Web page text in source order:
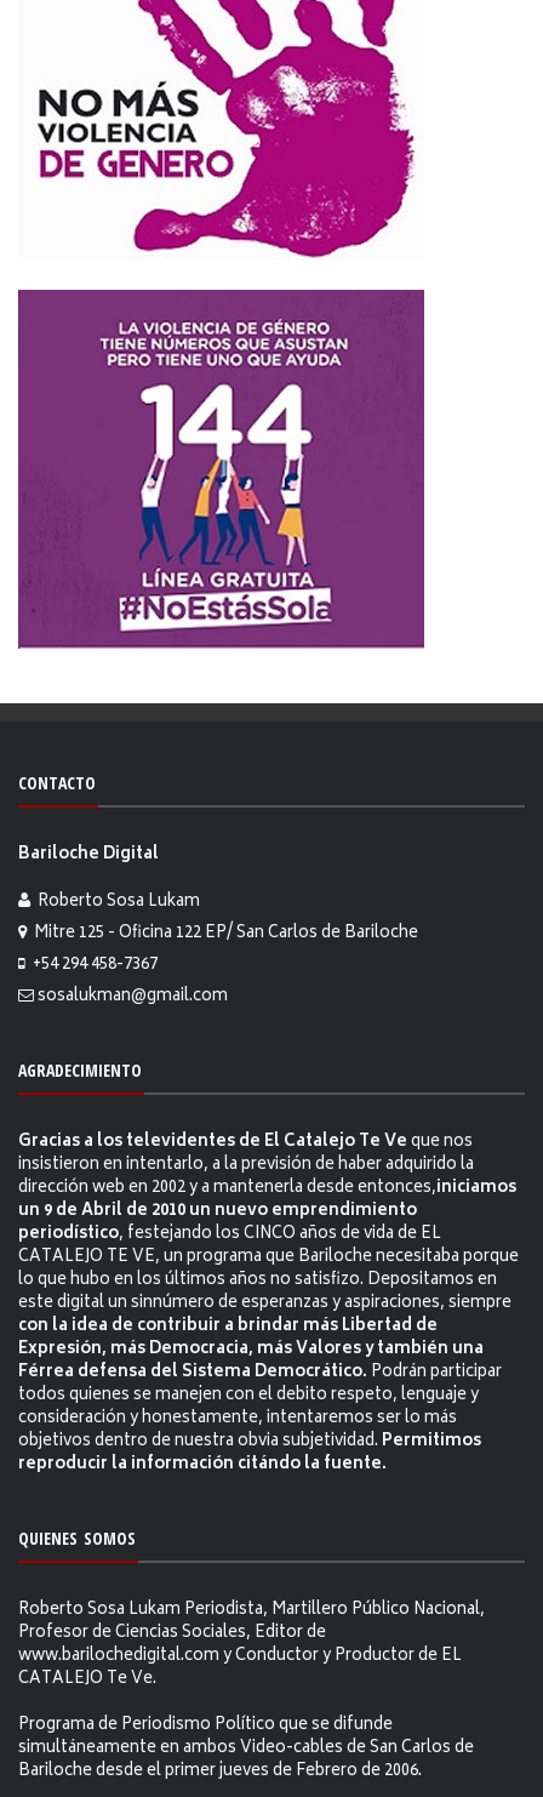
CONTACTO
Bariloche Digital
Roberto Sosa Lukam
Mitre 125 - Oficina 122 EP/ San Carlos de Bariloche
+54 294 458-7367
sosalukman@gmail.com
AGRADECIMIENTO
Gracias a los televidentes de El Catalejo Te Veque nos
insistieron en intentarlo, a la previsión de haber adquirido la
dirección web en 2002 y a mantenerla desde entonces,iniciamos
un 9 de Abril de 2010 un nuevo emprendimiento
periodístico, festejando los CINCO años de vida de EL
CATALEJO TE VE, un programa que Bariloche necesitaba porque
lo que hubo en los últimos años no satisfizo. Depositamos en
este digital un sinnúmero de esperanzas y aspiraciones, siempre
con la idea de contribuir a brindar más Libertad de
Expresión, más Democracia, más Valores y también una
Férrea defensa del Sistema Democrático. Podrán participar
todos quienes se manejen con el debito respeto, lenguaje y
consideración y honestamente, intentaremos ser lo más
objetivos dentro de nuestra obvia subjetividad. Permitimos
reproducir la información citándo la fuente.
QUIENES SOMOS
Roberto Sosa Lukam Periodista, Martillero Público Nacional,
Profesor de Ciencias Sociales, Editor de
www.barilochedigital.com y Conductor y Productor de EL
CATALEJO Te Ve.
Programa de Periodismo Político que se difunde
simultáneamente en ambos Video-cables de San Carlos de
Bariloche desde el primer jueves de Febrero de 2006.